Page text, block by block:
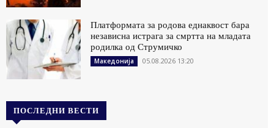
Платформата за родова еднаквост бара
независна истрага за смртта на младата
родилка од Струмичко
Македонија 05.08.2026 13:20
ПОСЛЕДНИ ВЕСТИ